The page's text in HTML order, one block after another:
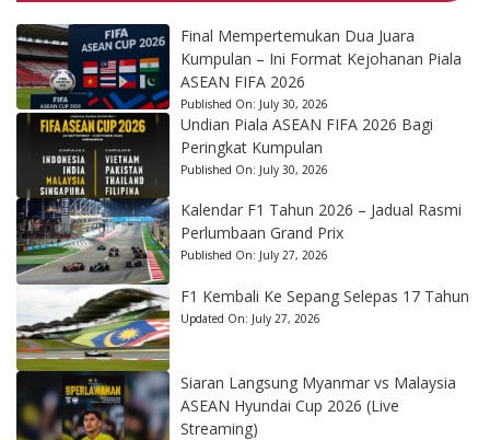
Final Mempertemukan Dua Juara
Kumpulan – Ini Format Kejohanan Piala
ASEAN FIFA 2026
Published On: July 30, 2026
Undian Piala ASEAN FIFA 2026 Bagi
Peringkat Kumpulan
Published On: July 30, 2026
Kalendar F1 Tahun 2026 – Jadual Rasmi
Perlumbaan Grand Prix
Published On: July 27, 2026
F1 Kembali Ke Sepang Selepas 17 Tahun
Updated On: July 27, 2026
Siaran Langsung Myanmar vs Malaysia
ASEAN Hyundai Cup 2026 (Live
Streaming)